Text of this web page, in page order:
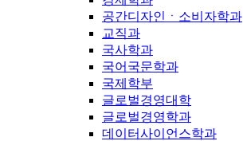
공간디자인ㆍ소비자학과
교직과
국사학과
국어국문학과
국제학부
글로벌경영대학
글로벌경영학과
데이터사이언스학과